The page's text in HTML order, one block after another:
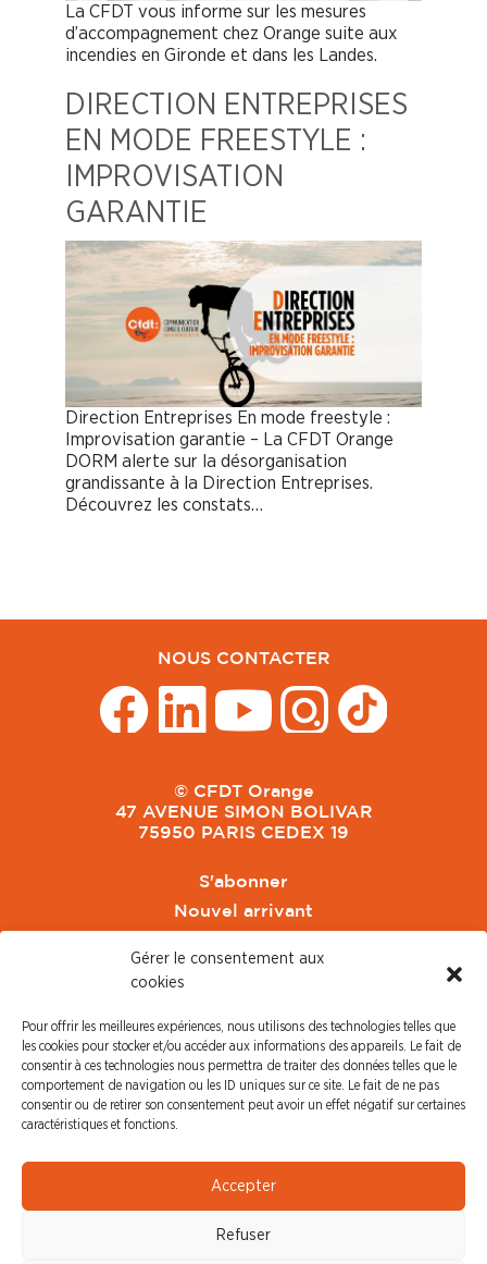
Gérer le consentement aux
cookies
Pour offrir les meilleures expériences, nous utilisons des technologies telles que
les cookies pour stocker et/ou accéder aux informations des appareils. Le fait de
consentir à ces technologies nous permettra de traiter des données telles que le
comportement de navigation ou les ID uniques sur ce site. Le fait de ne pas
consentir ou de retirer son consentement peut avoir un effet négatif sur certaines
caractéristiques et fonctions.
Accepter
Refuser
La CFDT vous informe sur les mesures
d’accompagnement chez Orange suite aux
incendies en Gironde et dans les Landes.
DIRECTION ENTREPRISES
EN MODE FREESTYLE :
IMPROVISATION
GARANTIE
Direction Entreprises En mode freestyle :
Improvisation garantie – La CFDT Orange
DORM alerte sur la désorganisation
grandissante à la Direction Entreprises.
Découvrez les constats…
NOUS CONTACTER
© CFDT Orange
47 AVENUE SIMON BOLIVAR
75950 PARIS CEDEX 19
S'abonner
Nouvel arrivant
CFDT Cadres
CFDT Retraités
L'UFFA
PRESSE
Communiqué de Presse
Revue de Presse